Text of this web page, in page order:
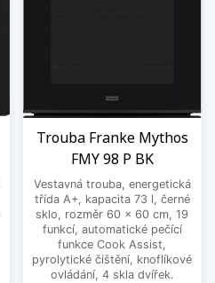
Trouba Franke Mythos
FMY 98 P BK
Vestavná trouba, energetická
třída A+, kapacita 73 l, černé
sklo, rozměr 60 x 60 cm, 19
funkcí, automatické pečící
funkce Cook Assist,
pyrolytické čištění, knoflíkové
ovládání, 4 skla dvířek.